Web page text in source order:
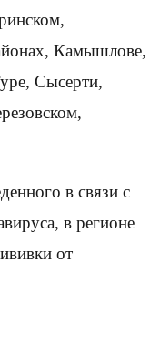
Камышлове,
Сысерти,
в связи с
в регионе
от